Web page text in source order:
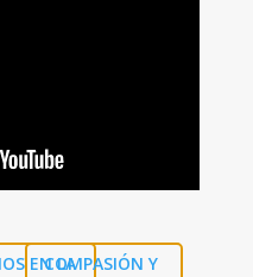
EN LA
COMPASIÓN Y